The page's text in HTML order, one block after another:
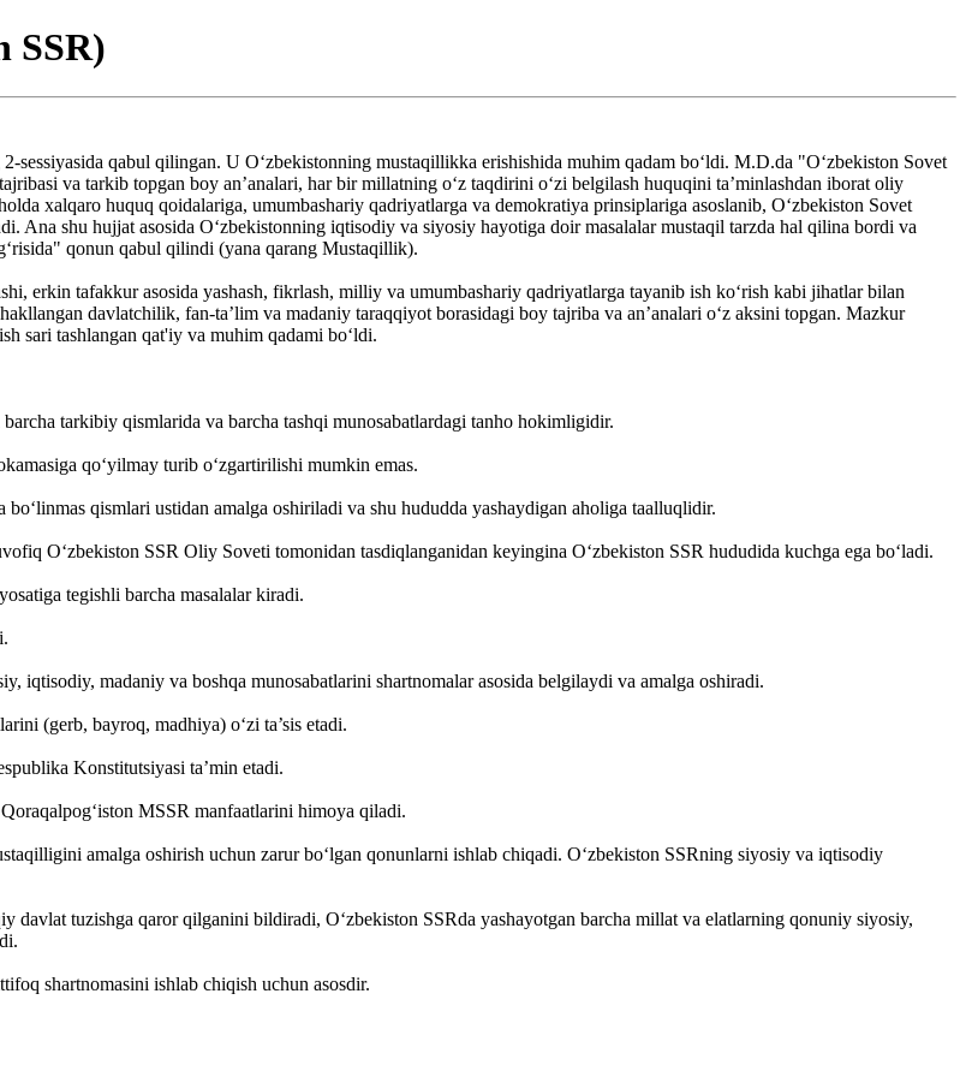
SSR)
qabul qilingan. U Oʻzbekistonning mustaqillikka erishishida muhim qadam boʻldi. M.D.da "Oʻzbekiston Sovet
va tarkib topgan boy anʼanalari, har bir millatning oʻz taqdirini oʻzi belgilash huquqini taʼminlashdan iborat oliy
xalqaro huquq qoidalariga, umumbashariy qadriyatlarga va demokratiya prinsiplariga asoslanib, Oʻzbekiston Sovet
Ana shu hujjat asosida Oʻzbekistonning iqtisodiy va siyosiy hayotiga doir masalalar mustaqil tarzda hal qilina bordi va
qonun qabul qilindi (yana qarang Mustaqillik).
erkin tafakkur asosida yashash, fikrlash, milliy va umumbashariy qadriyatlarga tayanib ish ko‘rish kabi jihatlar bilan
davlatchilik, fan-ta’lim va madaniy taraqqiyot borasidagi boy tajriba va an’analari o‘z aksini topgan. Mazkur
sari tashlangan qat'iy va muhim qadami bo‘ldi.
tarkibiy qismlarida va barcha tashqi munosabatlardagi tanho hokimligidir.
qo‘yilmay turib o‘zgartirilishi mumkin emas.
qismlari ustidan amalga oshiriladi va shu hududda yashaydigan aholiga taalluqlidir.
O‘zbekiston SSR Oliy Soveti tomonidan tasdiqlanganidan keyingina O‘zbekiston SSR hududida kuchga ega bo‘ladi.
tegishli barcha masalalar kiradi.
iqtisodiy, madaniy va boshqa munosabatlarini shartnomalar asosida belgilaydi va amalga oshiradi.
(gerb, bayroq, madhiya) o‘zi ta’sis etadi.
Konstitutsiyasi ta’min etadi.
MSSR manfaatlarini himoya qiladi.
amalga oshirish uchun zarur bo‘lgan qonunlarni ishlab chiqadi. O‘zbekiston SSRning siyosiy va iqtisodiy
davlat tuzishga qaror qilganini bildiradi, O‘zbekiston SSRda yashayotgan barcha millat va elatlarning qonuniy siyosiy,
shartnomasini ishlab chiqish uchun asosdir.